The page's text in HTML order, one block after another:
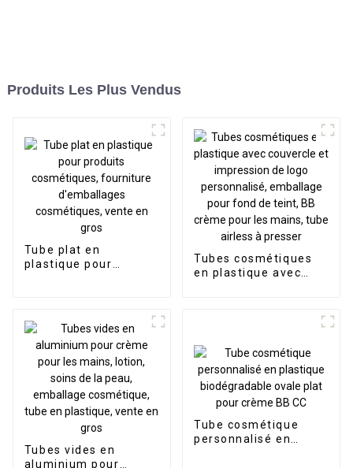
Produits Les Plus Vendus
Tube plat en
plastique pour
d'emballages
cosmétiques, vente
en gros
Tubes cosmétiques
en plastique avec
de teint, BB crème
pour les mains, tube
airless à presser
Tubes vides en
aluminium pour
Tube cosmétique
personnalisé en